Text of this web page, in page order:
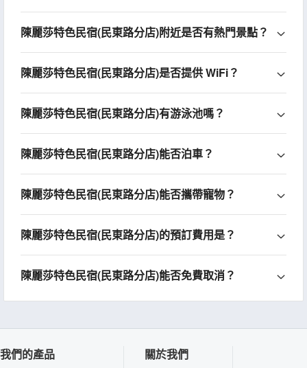
陳麗莎特色民宿(民東路分店)附近是否有熱門景點？
陳麗莎特色民宿(民東路分店)是否提供 WiFi？
陳麗莎特色民宿(民東路分店)有游泳池嗎？
陳麗莎特色民宿(民東路分店)能否泊車？
陳麗莎特色民宿(民東路分店)能否攜帶寵物？
陳麗莎特色民宿(民東路分店)的預訂費用是？
陳麗莎特色民宿(民東路分店)能否免費取消？
我們的產品 關於我們